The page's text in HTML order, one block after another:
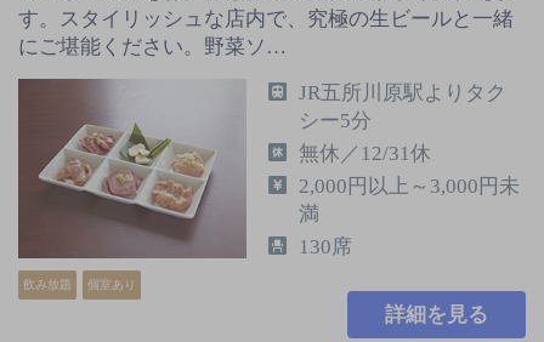
す。スタイリッシュな店内で、究極の生ビールと一緒
にご堪能ください。野菜ソ…
飲み放題 個室あり
JR五所川原駅よりタク
シー5分
無休／12/31休
2,000円以上～3,000円未
満
130席
詳細を見る